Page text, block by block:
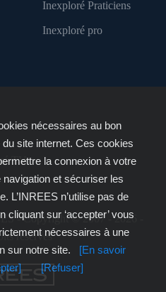
Inexploré Praticiens
Inexploré pro
- Copyright © 2007 - 2026 -
réservés
nécessaires au bon
site internet. Ces cookies
la connexion à votre
et sécuriser les
L’INREES n’utilise pas de
sur ‘accepter’ vous
nécessaires à une
sur notre site.
[En savoir
[Refuser]